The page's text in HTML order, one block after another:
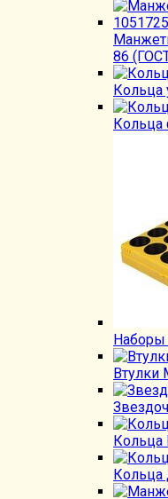
86
Кольца
Кольца
Наборы
Кольца